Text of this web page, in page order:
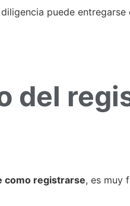
puede
del
como registrarse, es muy